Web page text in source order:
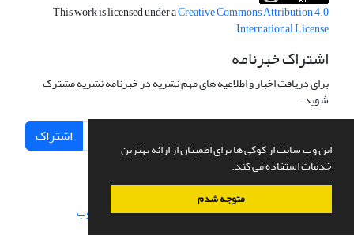
این وب سایت از کوکی ها برای اطمینان از ارائه بهترین
خدمات استفاده می کند.
متوجه شدم
This work is licensed under aCreative Commons Attribution 4.0
International License
.
اشتراک خبرنامه
برای دریافت اخبار و اطلاعیه های مهم نشریه در خبرنامه نشریه مشترک
شوید.
اشتراک
سامانه مدیریت نشریات علمی.طراحی و پیاده سازی از سیناوب